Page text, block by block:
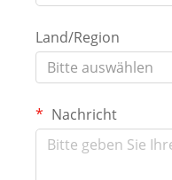
Land/Region
Bitte auswählen
Nachricht